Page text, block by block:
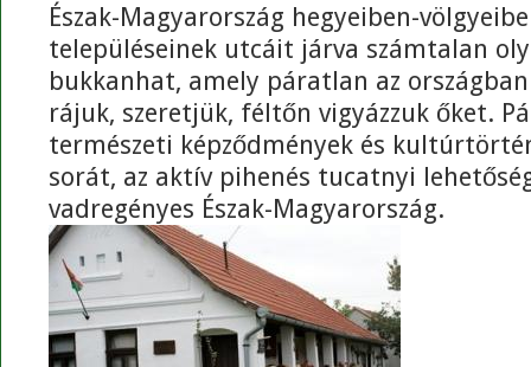
Észak-Magyarország hegyeiben-
településeinek utcáit járva számtalan
bukkanhat, amely páratlan az
rájuk, szeretjük, féltőn vigyázzuk őket.
természeti képződmények és
sorát, az aktív pihenés tucatnyi
vadregényes Észak-Magyarország.